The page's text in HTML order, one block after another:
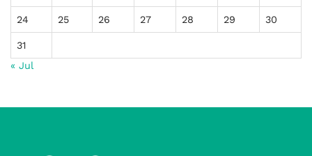
24 25 26 27 28 29 30
31
« Jul